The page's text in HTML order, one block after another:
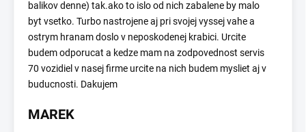
balikov denne) tak.ako to islo od nich zabalene by malo
byt vsetko. Turbo nastrojene aj pri svojej vyssej vahe a
ostrym hranam doslo v neposkodenej krabici. Urcite
budem odporucat a kedze mam na zodpovednost servis
70 vozidiel v nasej firme urcite na nich budem mysliet aj v
buducnosti. Dakujem
MAREK